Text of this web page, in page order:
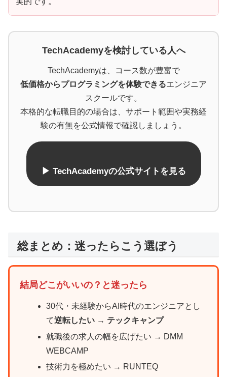
TechAcademyを検討している人へ
TechAcademyは、コース数が豊富で
低価格からプログラミングを体験できるエンジニア
スクールです。
本格的な転職目的の場合は、サポート範囲や実務経
験の有無を公式情報で確認しましょう。
▶ TechAcademyの公式サイトを見る
総まとめ：迷ったらこう選ぼう
結局どこがいいの？と迷ったら
30代・未経験からAI時代のエンジニアとし
て逆転したい→ テックキャンプ
就職後の求人の幅を広げたい → DMM
WEBCAMP
技術力を極めたい → RUNTEQ